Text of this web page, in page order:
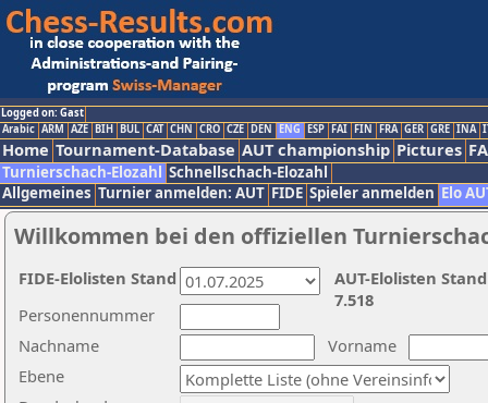
Logged on: Gast
Arabic ARM AZE BIH BUL CAT CHN CRO CZE DEN ENG ESP FAI FIN FRA GER GRE INA
Home Tournament-Database AUT championship Pictures
Turnierschach-Elozahl Schnellschach-Elozahl
Allgemeines Turnier anmelden: AUT FIDE Spieler anmelden Elo
Willkommen bei den offiziellen
Nachname
Vorname
Ebene
Personennummer
AUT-Elolisten
7.518
FIDE-Elolisten Stand